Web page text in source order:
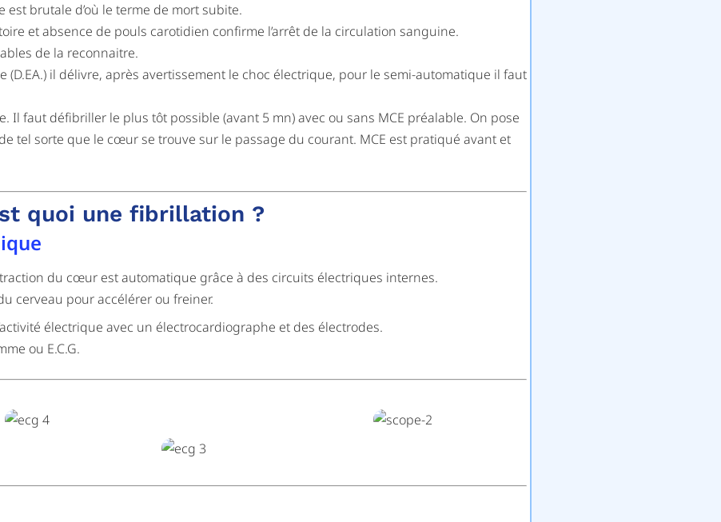
est brutale d’où le terme de mort subite.
et absence de pouls carotidien confirme l’arrêt de la circulation sanguine.
de la reconnaitre.
(D.EA.) il délivre, après avertissement le choc électrique, pour le semi-automatique il faut
Il faut défibriller le plus tôt possible (avant 5 mn) avec ou sans MCE préalable. On pose
tel sorte que le cœur se trouve sur le passage du courant. MCE est pratiqué avant et
quoi une fibrillation ?
du cœur est automatique grâce à des circuits électriques internes.
cerveau pour accélérer ou freiner.
électrique avec un électrocardiographe et des électrodes.
ou E.C.G.